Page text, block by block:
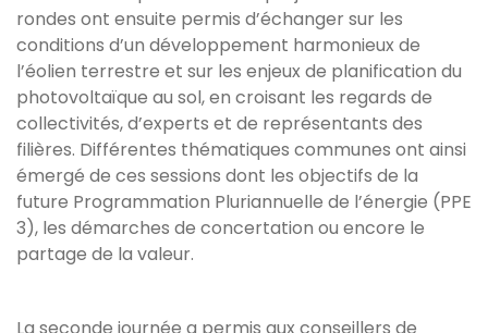
rondes ont ensuite permis d’échanger sur les
conditions d’un développement harmonieux de
l’éolien terrestre et sur les enjeux de planification du
photovoltaïque au sol, en croisant les regards de
collectivités, d’experts et de représentants des
filières. Différentes thématiques communes ont ainsi
émergé de ces sessions dont les objectifs de la
future Programmation Pluriannuelle de l’énergie (PPE
3), les démarches de concertation ou encore le
partage de la valeur.
La seconde journée a permis aux conseillers de